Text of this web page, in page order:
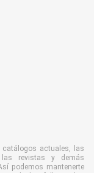
catálogos actuales, las
las revistas y demás
podemos mantenerte